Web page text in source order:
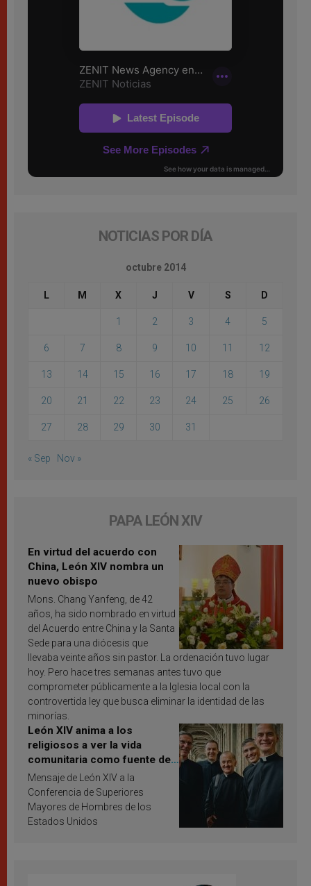
NOTICIAS POR DÍA
octubre 2014
L M X J V S D
1 2 3 4 5
6 7 8 9 10 11 12
13 14 15 16 17 18 19
20 21 22 23 24 25 26
27 28 29 30 31
« Sep Nov »
PAPA LEÓN XIV
En virtud del acuerdo con
China, León XIV nombra un
nuevo obispo
Mons. Chang Yanfeng, de 42
años, ha sido nombrado en virtud
del Acuerdo entre China y la Santa
Sede para una diócesis que
llevaba veinte años sin pastor. La ordenación tuvo lugar
hoy. Pero hace tres semanas antes tuvo que
comprometer públicamente a la Iglesia local con la
controvertida ley que busca eliminar la identidad de las
minorías.
León XIV anima a los
religiosos a ver la vida
comunitaria como fuente de
inspiración y santificación
Mensaje de León XIV a la
Conferencia de Superiores
Mayores de Hombres de los
Estados Unidos